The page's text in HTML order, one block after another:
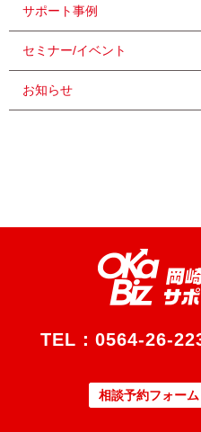
サポート事例
セミナー/イベント
お知らせ
TEL： 0564-26-
相談予約フォーム